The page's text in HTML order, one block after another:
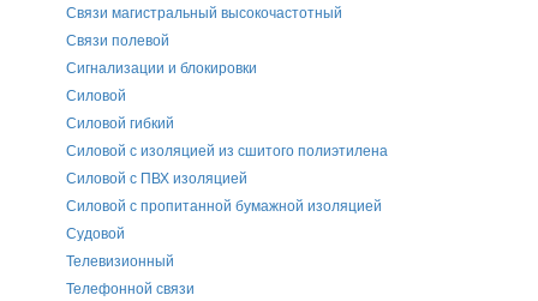
Связи магистральный высокочастотный
Связи полевой
Сигнализации и блокировки
Силовой
Силовой гибкий
Силовой с изоляцией из сшитого полиэтилена
Силовой с ПВХ изоляцией
Силовой с пропитанной бумажной изоляцией
Судовой
Телевизионный
Телефонной связи